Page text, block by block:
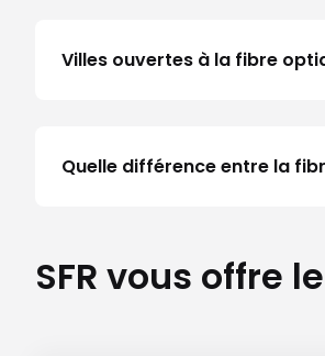
Villes ouvertes à la fibre
Quelle différence entre la
SFR vous offre